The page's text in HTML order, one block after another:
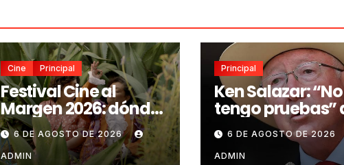
Cine Principal
Festival Cine al
Margen 2026: dónde
ver gratis cine
mexicano
independiente en
6 DE AGOSTO DE 2026
ADMIN
Principal
Ken Salazar: “No
tengo pruebas”
nexos del
de México con el
narco
6 DE AGOSTO DE 2026
ADMIN